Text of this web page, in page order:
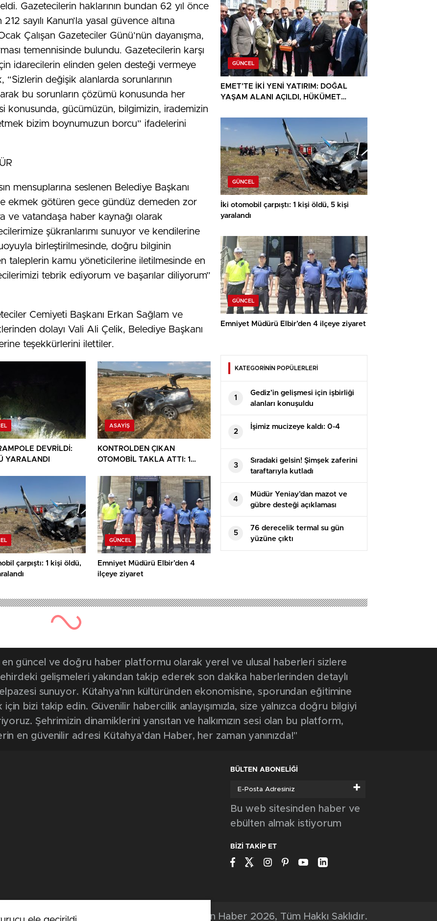
Gazetecilerin haklarının bundan 62 yıl önce
sayılı Kanun’la yasal güvence altına
Çalışan Gazeteciler Günü’nün dayanışma,
temennisinde bulundu. Gazetecilerin karşı
idarecilerin elinden gelen desteği vermeye
değişik alanlarda sorunlarının
bu sorunların çözümü konusunda her
konusunda, gücümüzün, bilgimizin, irademizin
bizim boynumuzun borcu” ifadelerini
mensuplarına seslenen Belediye Başkanı
ekmek götüren gece gündüz demeden zor
ve vatandaşa haber kaynağı olarak
şükranlarımı sunuyor ve kendilerine
birleştirilmesinde, doğru bilginin
taleplerin kamu yöneticilerine iletilmesinde en
tebrik ediyorum ve başarılar diliyorum”
Cemiyeti Başkanı Erkan Sağlam ve
dolayı Vali Ali Çelik, Belediye Başkanı
teşekkürlerini ilettiler.
DEVRİLDİ:
YARALANDI
ASAYIŞ
KONTROLDEN ÇIKAN
OTOMOBİL TAKLA ATTI: 1
çarpıştı: 1 kişi öldü,
GÜNCEL
Emniyet Müdürü Elbir’den 4
ilçeye ziyaret
GÜNCEL
EMET’TE İKİ YENİ YATIRIM: DOĞAL
YAŞAM ALANI AÇILDI, HÜKÜMET
GÜNCEL
İki otomobil çarpıştı: 1 kişi öldü, 5 kişi
yaralandı
GÜNCEL
Emniyet Müdürü Elbir’den 4 ilçeye ziyaret
KATEGORİNİN POPÜLERLERİ
1
Gediz’in gelişmesi için işbirliği
alanları konuşuldu
2
İşimiz mucizeye kaldı: 0-4
3
Sıradaki gelsin! Şimşek zaferini
taraftarıyla kutladı
4
Müdür Yeniay’dan mazot ve
gübre desteği açıklaması
5
76 derecelik termal su gün
yüzüne çıktı
en güncel ve doğru haber platformu olarak yerel ve ulusal haberleri sizlere
gelişmeleri yakından takip ederek son dakika haberlerinden detaylı
sunuyor. Kütahya’nın kültüründen ekonomisine, sporundan eğitimine
bizi takip edin. Güvenilir habercilik anlayışımızla, size yalnızca doğru bilgiyi
Şehrimizin dinamiklerini yansıtan ve halkımızın sesi olan bu platform,
en güvenilir adresi Kütahya’dan Haber, her zaman yanınızda!"
BÜLTEN ABONELİĞİ
+
Bu web sitesinden haber ve
ebülten almak istiyorum
BİZİ TAKİP ET
Kütahya'dan Haber 2026, Tüm Hakkı Saklıdır.